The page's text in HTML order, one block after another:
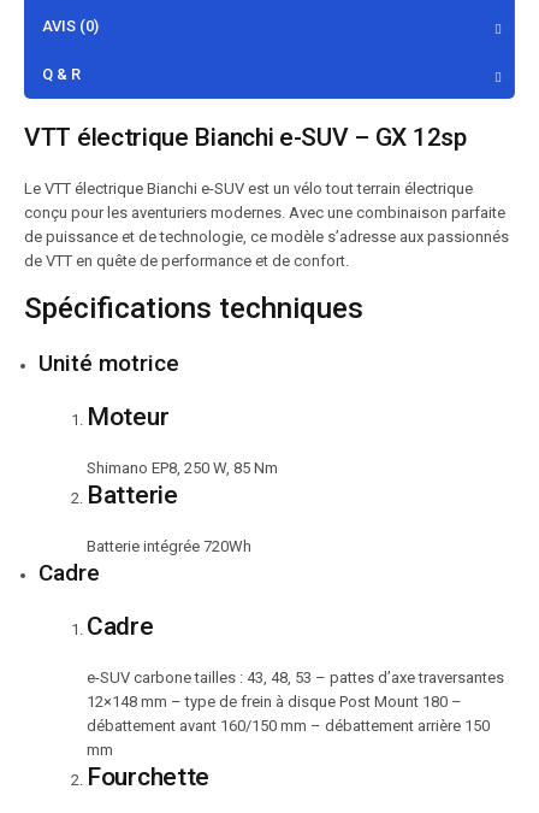
AVIS (0)
Q & R
VTT électrique Bianchi e-SUV – GX 12sp
Le VTT électrique Bianchi e-SUV est un vélo tout terrain électrique
conçu pour les aventuriers modernes. Avec une combinaison parfaite
de puissance et de technologie, ce modèle s’adresse aux passionnés
de VTT en quête de performance et de confort.
Spécifications techniques
Unité motrice
Moteur
Shimano EP8, 250 W, 85 Nm
Batterie
Batterie intégrée 720Wh
Cadre
Cadre
e-SUV carbone tailles : 43, 48, 53 – pattes d’axe traversantes
12×148 mm – type de frein à disque Post Mount 180 –
débattement avant 160/150 mm – débattement arrière 150
mm
Fourchette